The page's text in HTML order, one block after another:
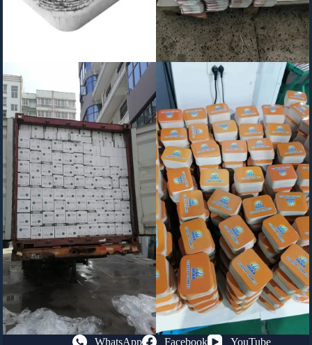
WhatsApp Facebook YouTube